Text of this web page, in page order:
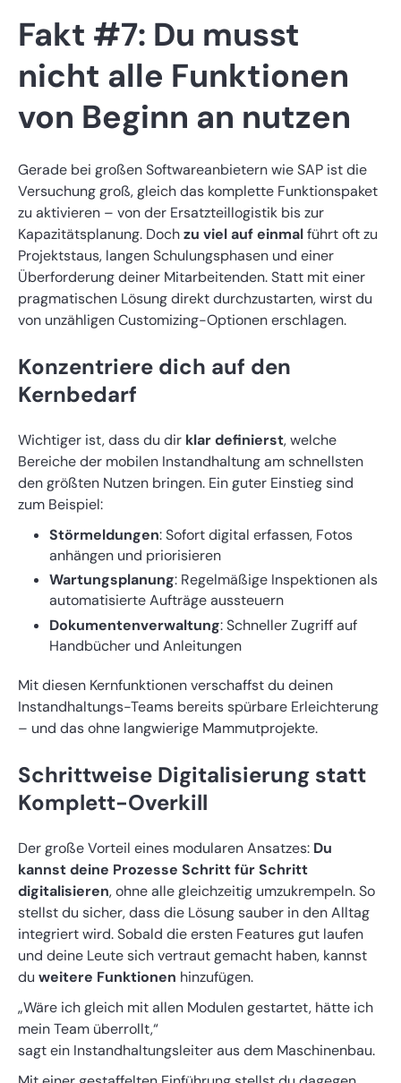
Fakt #7: Du musst
nicht alle Funktionen
von Beginn an nutzen
Gerade bei großen Softwareanbietern wie SAP ist die
Versuchung groß, gleich das komplette Funktionspaket
zu aktivieren – von der Ersatzteillogistik bis zur
Kapazitätsplanung. Dochzu viel auf einmalführt oft zu
Projektstaus, langen Schulungsphasen und einer
Überforderung deiner Mitarbeitenden. Statt mit einer
pragmatischen Lösung direkt durchzustarten, wirst du
von unzähligen Customizing-Optionen erschlagen.
Konzentriere dich auf den
Kernbedarf
Wichtiger ist, dass du dir klar definierst, welche
Bereiche der mobilen Instandhaltung am schnellsten
den größten Nutzen bringen. Ein guter Einstieg sind
zum Beispiel:
Störmeldungen: Sofort digital erfassen, Fotos
anhängen und priorisieren
Wartungsplanung: Regelmäßige Inspektionen als
automatisierte Aufträge aussteuern
Dokumentenverwaltung: Schneller Zugriff auf
Handbücher und Anleitungen
Mit diesen Kernfunktionen verschaffst du deinen
Instandhaltungs-Teams bereits spürbare Erleichterung
– und das ohne langwierige Mammutprojekte.
Schrittweise Digitalisierung statt
Komplett-Overkill
Der große Vorteil eines modularen Ansatzes: Du
kannst deine Prozesse Schritt für Schritt
digitalisieren, ohne alle gleichzeitig umzukrempeln. So
stellst du sicher, dass die Lösung sauber in den Alltag
integriert wird. Sobald die ersten Features gut laufen
und deine Leute sich vertraut gemacht haben, kannst
du weitere Funktionen hinzufügen.
„Wäre ich gleich mit allen Modulen gestartet, hätte ich
mein Team überrollt,“
sagt ein Instandhaltungsleiter aus dem Maschinenbau.